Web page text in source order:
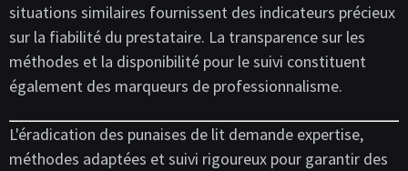
situations similaires fournissent des indicateurs précieux
sur la fiabilité du prestataire. La transparence sur les
méthodes et la disponibilité pour le suivi constituent
également des marqueurs de professionnalisme.
L'éradication des punaises de lit demande expertise,
méthodes adaptées et suivi rigoureux pour garantir des